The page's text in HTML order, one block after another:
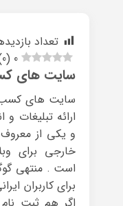
تعداد
0
(
0
سایت های
سایت های کسب
ارائه تبلیغات
و یکی از
خارجی برای
است . منتهی
برای کاربران